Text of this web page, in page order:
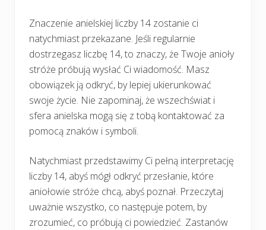
Znaczenie anielskiej liczby 14 zostanie ci
natychmiast przekazane. Jeśli regularnie
dostrzegasz liczbę 14, to znaczy, że Twoje anioły
stróże próbują wysłać Ci wiadomość. Masz
obowiązek ją odkryć, by lepiej ukierunkować
swoje życie. Nie zapominaj, że wszechświat i
sfera anielska mogą się z tobą kontaktować za
pomocą znaków i symboli.
Natychmiast przedstawimy Ci pełną interpretację
liczby 14, abyś mógł odkryć przesłanie, które
aniołowie stróże chcą, abyś poznał. Przeczytaj
uważnie wszystko, co następuje potem, by
zrozumieć, co próbują ci powiedzieć. Zastanów